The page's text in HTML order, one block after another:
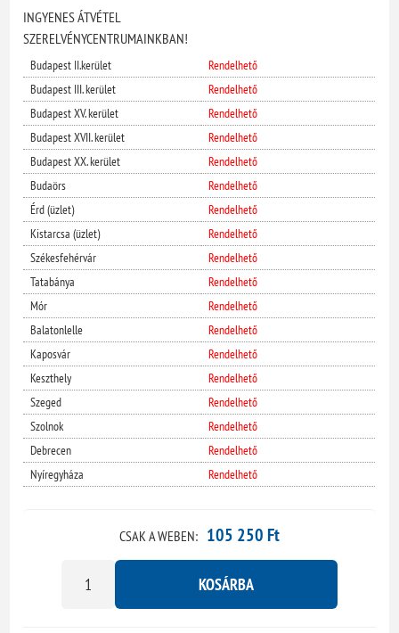
INGYENES ÁTVÉTEL
SZERELVÉNYCENTRUMAINKBAN!
Budapest II.kerület
Rendelhető
Budapest III. kerület
Rendelhető
Budapest XV. kerület
Rendelhető
Budapest XVII. kerület
Rendelhető
Budapest XX. kerület
Rendelhető
Budaörs
Rendelhető
Érd (üzlet)
Rendelhető
Kistarcsa (üzlet)
Rendelhető
Székesfehérvár
Rendelhető
Tatabánya
Rendelhető
Mór
Rendelhető
Balatonlelle
Rendelhető
Kaposvár
Rendelhető
Keszthely
Rendelhető
Szeged
Rendelhető
Szolnok
Rendelhető
Debrecen
Rendelhető
Nyíregyháza
Rendelhető
CSAK A WEBEN: 105 250 Ft
KOSÁRBA